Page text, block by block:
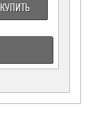
КУПИТЬ